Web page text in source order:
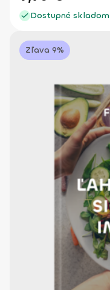
Dostupné skladom
Zľava 9%